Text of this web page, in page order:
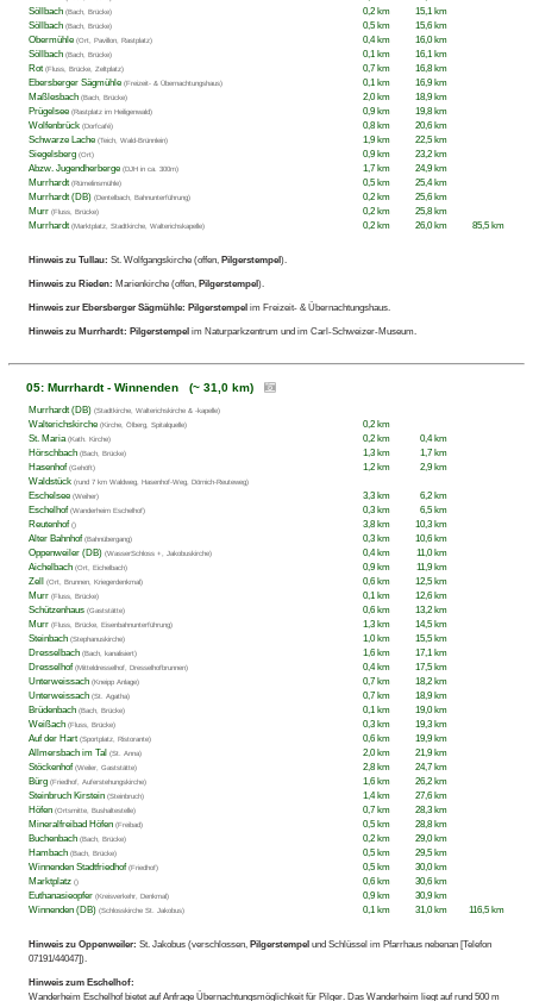
Söllbach (Bach, Brücke) 0,2 km
15,1 km
Söllbach (Bach, Brücke) 0,5 km
15,6 km
Obermühle (Ort, Pavillon, Rastplatz) 0,4 km
16,0 km
Söllbach (Bach, Brücke) 0,1 km
16,1 km
Rot (Fluss, Brücke, Zeltplatz) 0,7 km
16,8 km
Ebersberger Sägmühle (Freizeit- & Übernachtungshaus) 0,1 km
16,9 km
Maßlesbach (Bach, Brücke) 2,0 km
18,9 km
Prügelsee (Rastplatz im Heiligenwald) 0,9 km
19,8 km
Wolfenbrück (Dorfcafé) 0,8 km
20,6 km
Schwarze Lache (Teich, Wald-Brünnlein) 1,9 km
22,5 km
Siegelsberg (Ort) 0,9 km
23,2 km
Abzw. Jugendherberge (DJH in ca. 300m) 1,7 km
24,9 km
Murrhardt (Rümelinsmühle) 0,5 km
25,4 km
Murrhardt (DB) (Dentelbach, Bahnunterführung) 0,2 km
25,6 km
Murr (Fluss, Brücke) 0,2 km
25,8 km
Murrhardt (Marktplatz, Stadtkirche, Walterichskapelle) 0,2 km 26,0 km 85,5 km
Hinweis zu Tullau: St. Wolfgangskirche (offen, Pilgerstempel).
Hinweis zu Rieden: Marienkirche (offen, Pilgerstempel).
Hinweis zur Ebersberger Sägmühle: Pilgerstempelim Freizeit- & Übernachtungshaus.
Hinweis zu Murrhardt: Pilgerstempelim Naturparkzentrum und im Carl-Schweizer-Museum.
05: Murrhardt - Winnenden (~ 31,0 km)
Murrhardt (DB) (Stadtkirche, Walterichskirche & -kapelle)
Walterichskirche (Kirche, Ölberg, Spitalquelle)
0,2 km
St. Maria (Kath. Kirche) 0,2 km
0,4 km
Hörschbach (Bach, Brücke) 1,3 km
1,7 km
Hasenhof(Gehöft) 1,2 km
2,9 km
Waldstück (rund 7 km Waldweg, Hasenhof-Weg, Dörnich-Reuteweg)
Eschelsee (Weiher) 3,3 km
6,2 km
Eschelhof(Wanderheim Eschelhof) 0,3 km
6,5 km
Reutenhof() 3,8 km
10,3 km
Alter Bahnhof(Bahnübergang) 0,3 km
10,6 km
Oppenweiler (DB) (WasserSchloss +, Jakobuskirche) 0,4 km
11,0 km
Aichelbach (Ort, Eichelbach) 0,9 km
11,9 km
Zell
(Ort, Brunnen, Kriegerdenkmal) 0,6 km
12,5 km
Murr (Fluss, Brücke) 0,1 km
12,6 km
Schützenhaus (Gaststätte) 0,6 km
13,2 km
Murr (Fluss, Brücke, Eisenbahnunterführung) 1,3 km
14,5 km
Steinbach (Stephanuskirche) 1,0 km
15,5 km
Dresselbach (Bach, kanalisiert) 1,6 km
17,1 km
Dresselhof(Mitteldresselhof, Dresselhofbrunnen) 0,4 km
17,5 km
Unterweissach (Kneipp Anlage) 0,7 km
18,2 km
Unterweissach (St. Agatha) 0,7 km
18,9 km
Brüdenbach (Bach, Brücke) 0,1 km
19,0 km
Weißach (Fluss, Brücke) 0,3 km
19,3 km
Auf der Hart (Sportplatz, Ristorante) 0,6 km
19,9 km
Allmersbach im Tal
(St. Anna) 2,0 km
21,9 km
Stöckenhof(Weiler, Gaststätte) 2,8 km
24,7 km
Bürg (Friedhof, Auferstehungskirche) 1,6 km
26,2 km
Steinbruch Kirstein (Steinbruch) 1,4 km
27,6 km
Höfen (Ortsmitte, Bushaltestelle) 0,7 km
28,3 km
Mineralfreibad Höfen (Freibad) 0,5 km
28,8 km
Buchenbach (Bach, Brücke) 0,2 km
29,0 km
Hambach (Bach, Brücke) 0,5 km
29,5 km
Winnenden Stadtfriedhof(Friedhof) 0,5 km
30,0 km
Marktplatz () 0,6 km
30,6 km
Euthanasieopfer (Kreisverkehr, Denkmal) 0,9 km
30,9 km
Winnenden (DB) (Schlosskirche St. Jakobus) 0,1 km 31,0 km 116,5 km
Hinweis zu Oppenweiler: St. Jakobus (verschlossen, Pilgerstempelund Schlüssel im Pfarrhaus nebenan [Telefon
07191/44047]).
Hinweis zum Eschelhof:
Wanderheim Eschelhof bietet auf Anfrage Übernachtungsmöglichkeit für Pilger. Das Wanderheim liegt auf rund 500 m